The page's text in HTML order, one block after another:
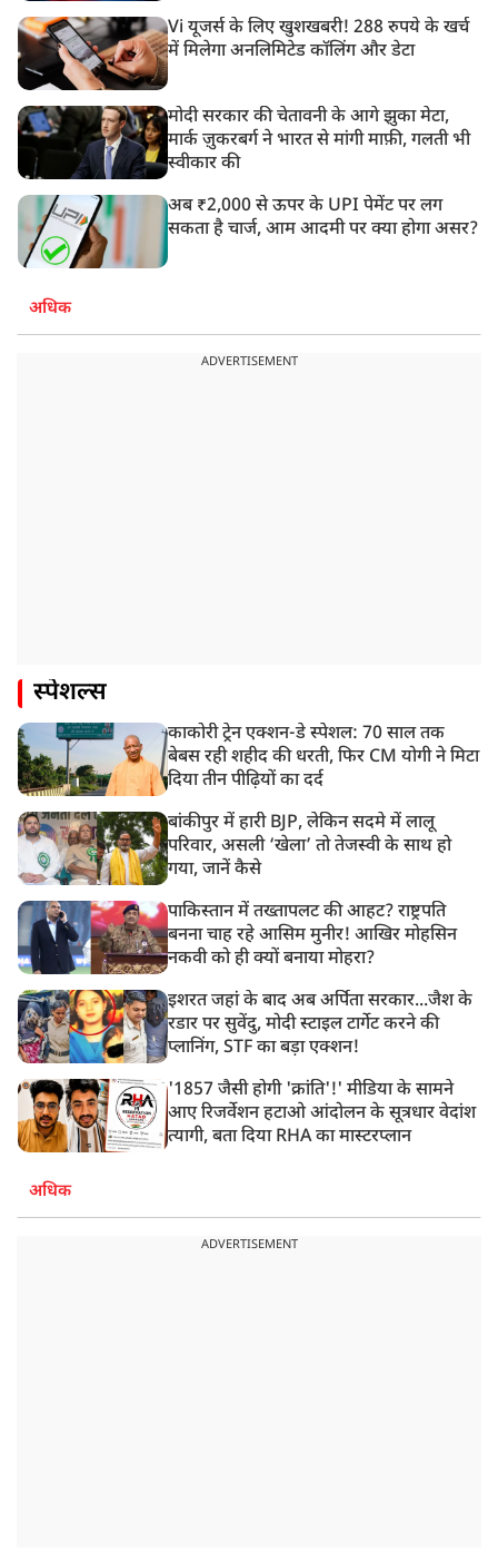
Vi यूजर्स के लिए खुशखबरी! 288 रुपये के खर्च
में मिलेगा अनलिमिटेड कॉलिंग और डेटा
मोदी सरकार की चेतावनी के आगे झुका मेटा,
मार्क ज़ुकरबर्ग ने भारत से मांगी माफ़ी, गलती भी
स्वीकार की
अब ₹2,000 से ऊपर के UPI पेमेंट पर लग
सकता है चार्ज, आम आदमी पर क्या होगा असर?
अधिक
ADVERTISEMENT
स्पेशल्स
काकोरी ट्रेन एक्शन-डे स्पेशल: 70 साल तक
बेबस रही शहीद की धरती, फिर CM योगी ने मिटा
दिया तीन पीढ़ियों का दर्द
बांकीपुर में हारी BJP, लेकिन सदमे में लालू
परिवार, असली ‘खेला’ तो तेजस्वी के साथ हो
गया, जानें कैसे
पाकिस्तान में तख्तापलट की आहट? राष्ट्रपति
बनना चाह रहे आसिम मुनीर! आखिर मोहसिन
नकवी को ही क्यों बनाया मोहरा?
इशरत जहां के बाद अब अर्पिता सरकार...जैश के
रडार पर सुवेंदु, मोदी स्टाइल टार्गेट करने की
प्लानिंग, STF का बड़ा एक्शन!
'1857 जैसी होगी 'क्रांति'!' मीडिया के सामने
आए रिजर्वेशन हटाओ आंदोलन के सूत्रधार वेदांश
त्यागी, बता दिया RHA का मास्टरप्लान
अधिक
ADVERTISEMENT